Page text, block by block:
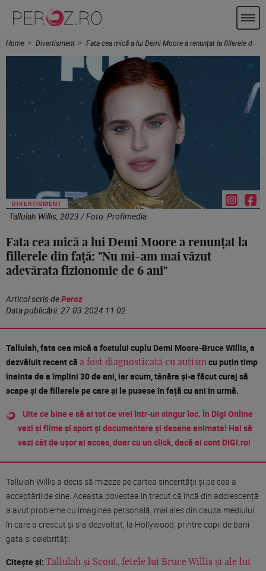
Home Divertisment Fata cea mică a lui Demi Moore a renunțat la fillerele din față: "Nu mi-am mai văzut adevărata fizionomie de 6 ani"
DIVERTISMENT
Tallulah Willis, 2023 / Foto: Profimedia
Fata cea mică a lui Demi Moore a renunțat la
fillerele din față: "Nu mi-am mai văzut
adevărata fizionomie de 6 ani"
Articol scris dePeroz
Data publicării:27.03.2024 11:02
Tallulah, fata cea mică a fostului cuplu Demi Moore-Bruce Willis, a
dezvăluit recent că a fost diagnosticată cu autismcu puțin timp
înainte de a împlini 30 de ani, iar acum, tânăra și-a făcut curaj să
scape și de fillerele pe care și le pusese în față cu ani în urmă.
Uite ce bine e să ai tot ce vrei într-un singur loc. În Digi Online
vezi și filme și sport și documentare și desene animate! Hai să
vezi cât de ușor ai acces, doar cu un click, dacă ai cont DIGI.ro!
Tallulah Willis a decis să mizeze pe cartea sincerității și pe cea a
acceptării de sine. Aceasta povestea în trecut că încă din adolescență
a avut probleme cu imaginea personală, mai ales din cauza mediului
în care a crescut și s-a dezvoltat, la Hollywood, printre copii de bani
gata și celebrități.
Citește și: Tallulah și Scout, fetele lui Bruce Willis și ale lui